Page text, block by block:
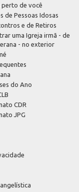
perto de você
de Pessoas Idosas
e de Retiros
uma Igreja irmã - de
- no exterior
do Ano
CDR
JPG